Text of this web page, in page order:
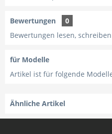
Bewertungen
0
Bewertungen lesen,
für Modelle
Artikel ist für folgende
Ähnliche Artikel